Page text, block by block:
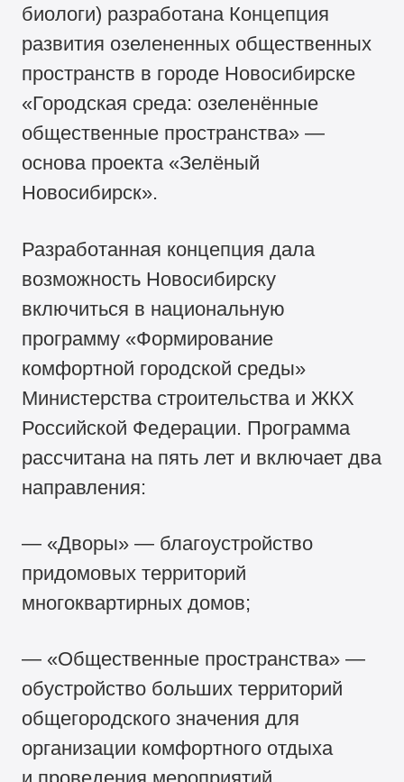
биологи) разработана Концепция
развития озелененных общественных
пространств в городе Новосибирске
«Городская среда: озеленённые
общественные пространства» —
основа проекта «Зелёный
Новосибирск».
Разработанная концепция дала
возможность Новосибирску
включиться в национальную
программу «Формирование
комфортной городской среды»
Министерства строительства и ЖКХ
Российской Федерации. Программа
рассчитана на пять лет и включает два
направления:
— «Дворы» — благоустройство
придомовых территорий
многоквартирных домов;
— «Общественные пространства» —
обустройство больших территорий
общегородского значения для
организации комфортного отдыха